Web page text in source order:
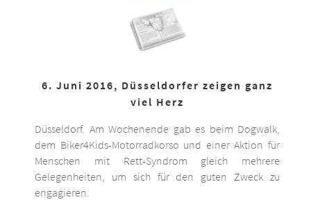
6. Juni 2016, Düsseldorfer zeigen ganz
viel Herz
Düsseldorf. Am Wochenende gab es beim Dogwalk,
dem Biker4Kids-Motorradkorso und einer Aktion für
Menschen mit Rett-Syndrom gleich mehrere
Gelegenheiten, um sich für den guten Zweck zu
engagieren.